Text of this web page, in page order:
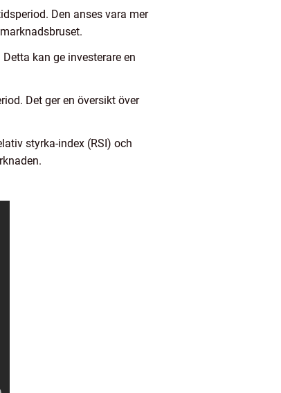
Den anses vara mer
kan ge investerare en
Det ger en översikt över
styrka-index (RSI) och